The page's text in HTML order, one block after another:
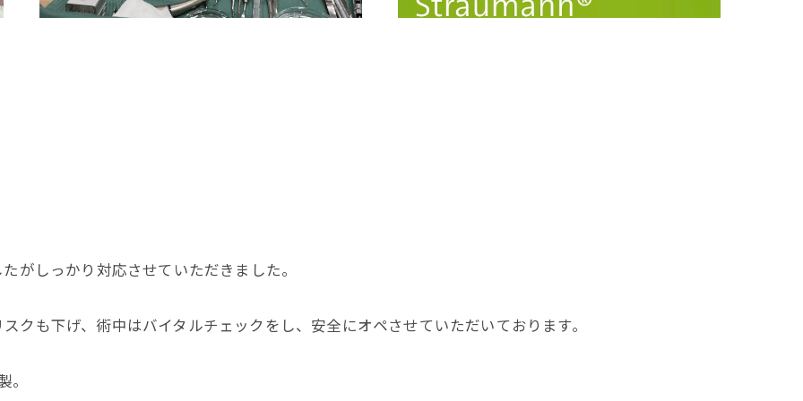
がしっかり対応させていただきました。
クも下げ、術中はバイタルチェックをし、安全にオペさせていただいております。